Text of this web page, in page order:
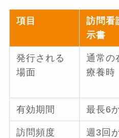
項目
訪問看
示書
発行される
場面
通常の
療養時
有効期間 最長6
訪問頻度 週3回